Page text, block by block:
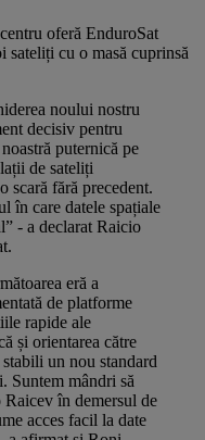
oferă EnduroSat
sateliți cu o masă cuprinsă
noului nostru
decisiv pentru
puternică pe
de sateliți
scară fără precedent.
în care datele spațiale
- a declarat Raicio
eră a
de platforme
rapide ale
și orientarea către
un nou standard
Suntem mândri să
Raicev în demersul de
acces facil la date